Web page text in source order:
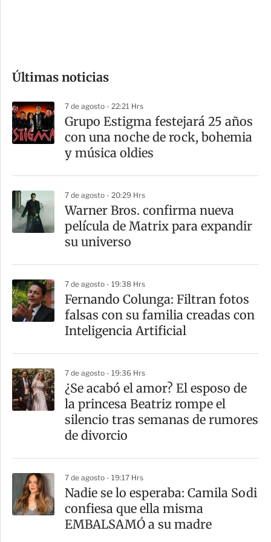
m
a
r
t
Últimas noticias
7 de agosto - 22:21 Hrs
Grupo Estigma festejará 25 años
con una noche de rock, bohemia
y música oldies
7 de agosto - 20:29 Hrs
Warner Bros. confirma nueva
película de Matrix para expandir
su universo
7 de agosto - 19:38 Hrs
Fernando Colunga: Filtran fotos
falsas con su familia creadas con
Inteligencia Artificial
7 de agosto - 19:36 Hrs
¿Se acabó el amor? El esposo de
la princesa Beatriz rompe el
silencio tras semanas de rumores
de divorcio
7 de agosto - 19:17 Hrs
Nadie se lo esperaba: Camila Sodi
confiesa que ella misma
EMBALSAMÓ a su madre